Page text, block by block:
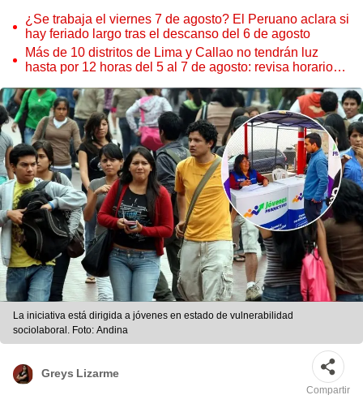
¿Se trabaja el viernes 7 de agosto? El Peruano aclara si
hay feriado largo tras el descanso del 6 de agosto
Más de 10 distritos de Lima y Callao no tendrán luz
hasta por 12 horas del 5 al 7 de agosto: revisa horarios y
La iniciativa está dirigida a jóvenes en estado de vulnerabilidad
sociolaboral. Foto: Andina
Greys Lizarme
Compartir